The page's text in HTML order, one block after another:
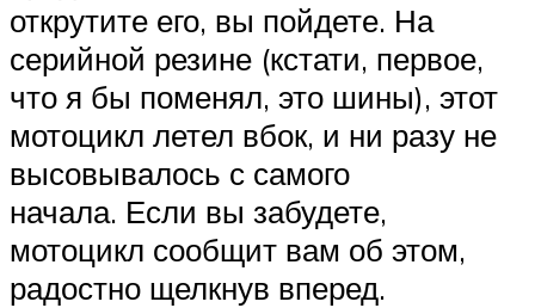
открутите его, вы пойдете. На
серийной резине (кстати, первое,
что я бы поменял, это шины), этот
мотоцикл летел вбок, и ни разу не
высовывалось с самого
начала. Если вы забудете,
мотоцикл сообщит вам об этом,
радостно щелкнув вперед.